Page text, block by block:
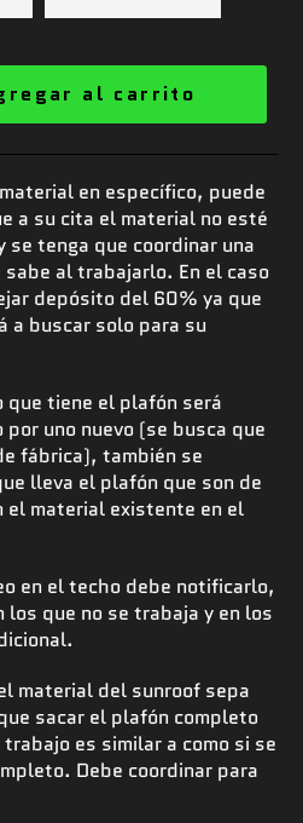
al carrito
en específico, puede
a su cita el material no esté
tenga que coordinar una
al trabajarlo. En el caso
depósito del 60% ya que
a buscar solo para su
que tiene el plafón será
uno nuevo (se busca que
fábrica), también se
lleva el plafón que son de
el material existente en el
en el techo debe notificarlo,
los que no se trabaja y en los
material del sunroof sepa
sacar el plafón completo
es similar a como si se
Debe coordinar para